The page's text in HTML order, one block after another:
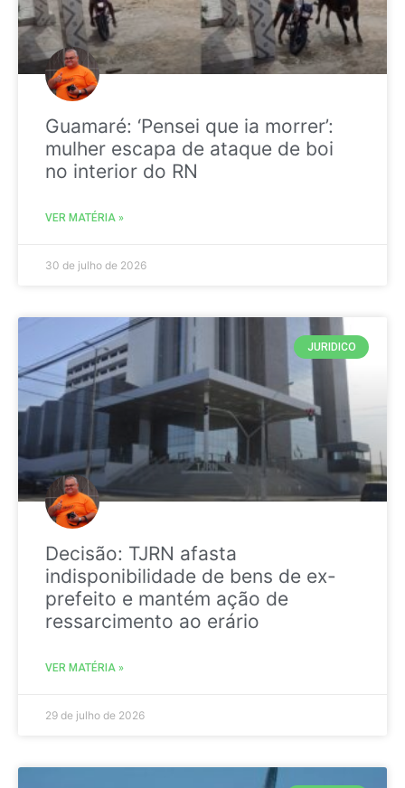
Guamaré: ‘Pensei que ia morrer’:
mulher escapa de ataque de boi
no interior do RN
VER MATÉRIA »
30 de julho de 2026
JURIDICO
Decisão: TJRN afasta
indisponibilidade de bens de ex-
prefeito e mantém ação de
ressarcimento ao erário
VER MATÉRIA »
29 de julho de 2026